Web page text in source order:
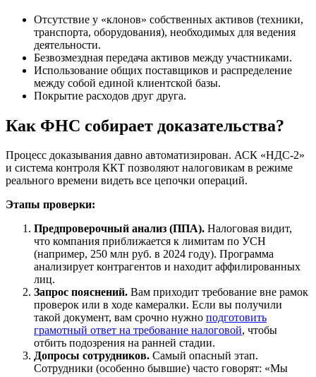
Отсутствие у «клонов» собственных активов (техники,
транспорта, оборудования), необходимых для ведения
деятельности.
Безвозмездная передача активов между участниками.
Использование общих поставщиков и распределение
между собой единой клиентской базы.
Покрытие расходов друг друга.
Как ФНС собирает доказательства?
Процесс доказывания давно автоматизирован. АСК «НДС-2»
и система контроля ККТ позволяют налоговикам в режиме
реального времени видеть все цепочки операций.
Этапы проверки:
Предпроверочный анализ (ППА). Налоговая видит,
что компания приближается к лимитам по УСН
(например, 250 млн руб. в 2024 году). Программа
анализирует контрагентов и находит аффилированных
лиц.
Запрос пояснений. Вам приходит требование вне рамок
проверок или в ходе камералки. Если вы получили
такой документ, вам срочно нужно подготовить
грамотный ответ на требование налоговой, чтобы
отбить подозрения на ранней стадии.
Допросы сотрудников. Самый опасный этап.
Сотрудники (особенно бывшие) часто говорят: «Мы